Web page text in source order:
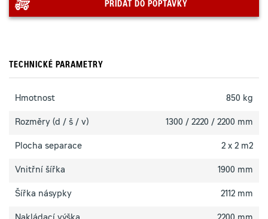
PŘIDAT DO POPTÁVKY
TECHNICKÉ PARAMETRY
Hmotnost 850 kg
Rozměry (d / š / v) 1300 / 2220 / 2200 mm
Plocha separace 2 x 2 m2
Vnitřní šířka 1900 mm
Šířka násypky 2112 mm